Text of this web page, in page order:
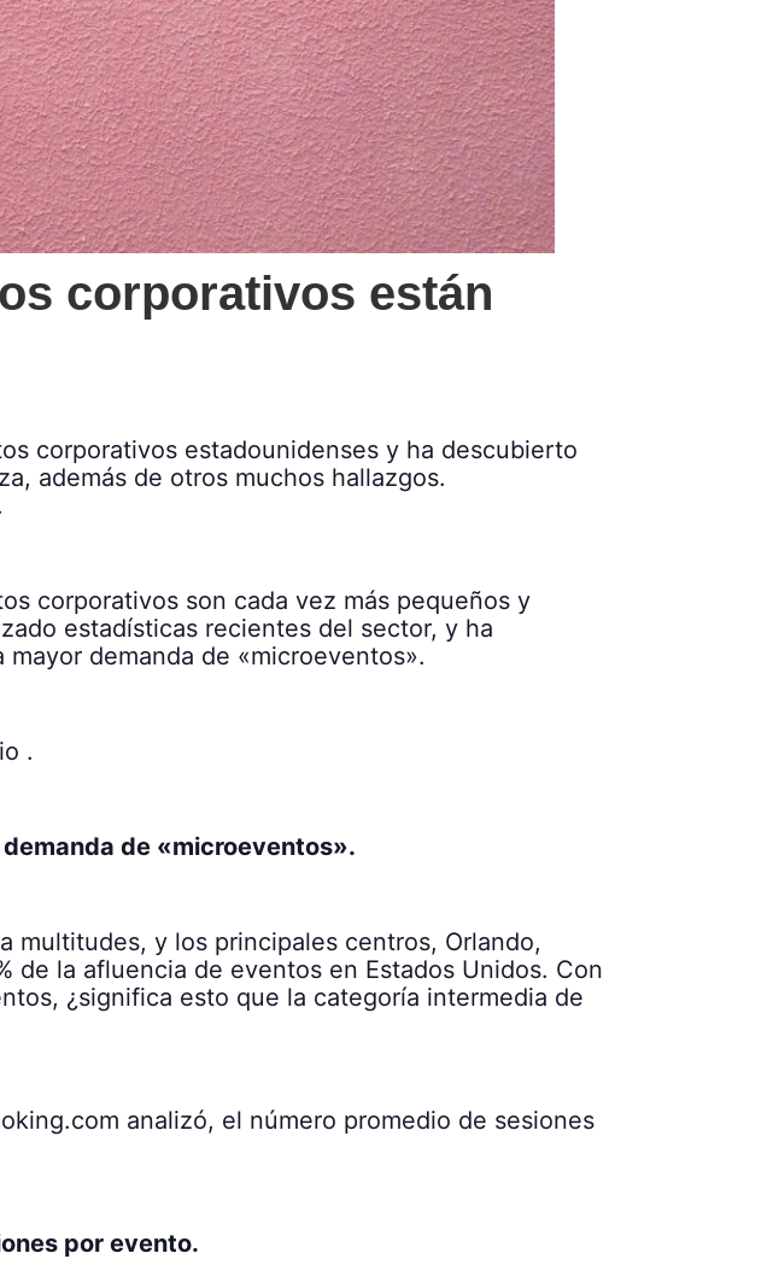
corporativos están
corporativos estadounidenses y ha descubierto
además de otros muchos hallazgos.
corporativos son cada vez más pequeños y
estadísticas recientes del sector, y ha
demanda de «microeventos».
.
de «microeventos».
multitudes, y los principales centros, Orlando,
de la afluencia de eventos en Estados Unidos. Con
¿significa esto que la categoría intermedia de
analizó, el número promedio de sesiones
por evento.